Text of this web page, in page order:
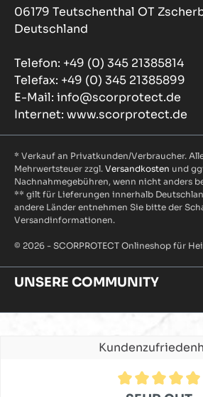
06179 Teutschenthal OT
Deutschland
Telefon: +49 (0) 345 21385814
Telefax: +49 (0) 345 21385899
E-Mail: info@scorprotect.de
Internet: www.scorprotect.de
* Verkauf an Privatkunden/Verbraucher.
Mehrwertsteuer zzgl. Versandkosten und
Nachnahmegebühren, wenn nicht anders
** gilt für Lieferungen innerhalb
andere Länder entnehmen Sie bitte der
Versandinformationen.
© 2026 - SCORPROTECT Onlineshop für
UNSERE COMMUNITY